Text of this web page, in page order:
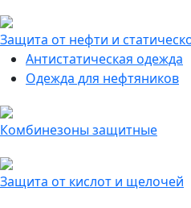
Защита от нефти и
Антистатическая одежда
Одежда для нефтяников
Комбинезоны защитные
Защита от кислот и щелочей